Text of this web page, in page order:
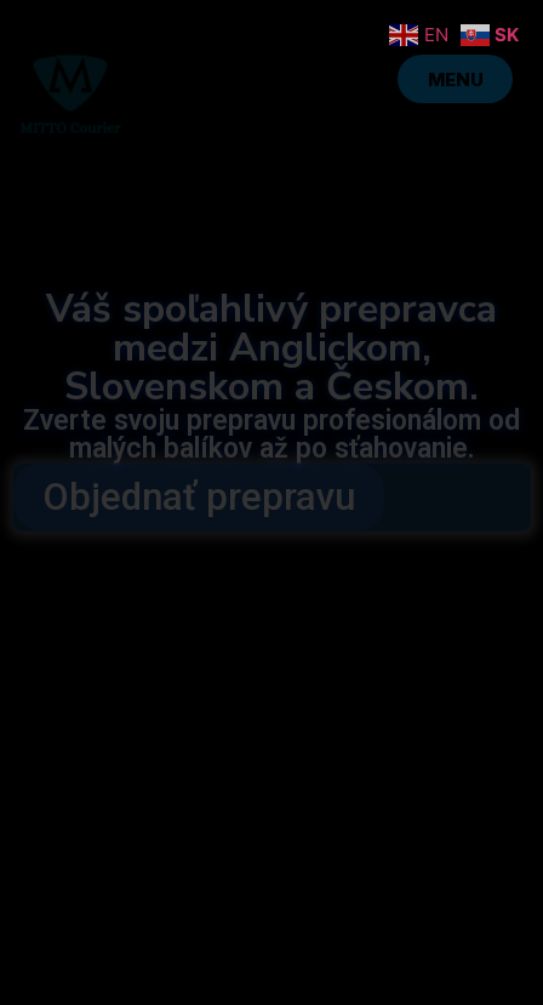
MENU
Váš spoľahlivý prepravca
medzi Anglickom,
Slovenskom a Českom.
Zverte svoju prepravu profesionálom od
malých balíkov až po sťahovanie.
Objednať prepravu
EN SK